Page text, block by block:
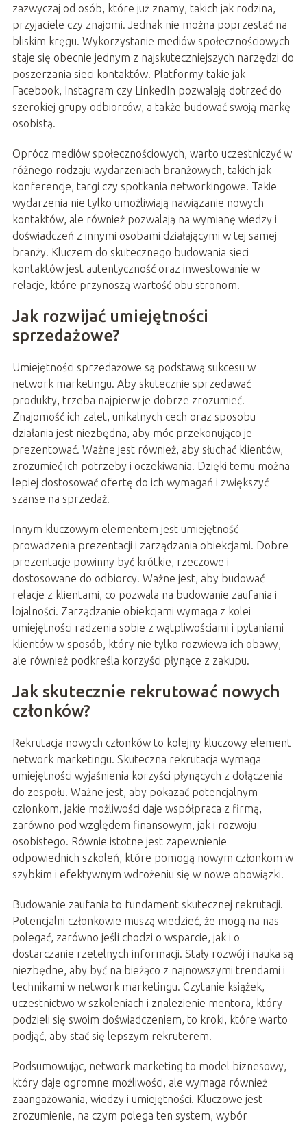
zazwyczaj od osób, które już znamy, takich jak rodzina,
przyjaciele czy znajomi. Jednak nie można poprzestać na
bliskim kręgu. Wykorzystanie mediów społecznościowych
staje się obecnie jednym z najskuteczniejszych narzędzi do
poszerzania sieci kontaktów. Platformy takie jak
Facebook, Instagram czy LinkedIn pozwalają dotrzeć do
szerokiej grupy odbiorców, a także budować swoją markę
osobistą.
Oprócz mediów społecznościowych, warto uczestniczyć w
różnego rodzaju wydarzeniach branżowych, takich jak
konferencje, targi czy spotkania networkingowe. Takie
wydarzenia nie tylko umożliwiają nawiązanie nowych
kontaktów, ale również pozwalają na wymianę wiedzy i
doświadczeń z innymi osobami działającymi w tej samej
branży. Kluczem do skutecznego budowania sieci
kontaktów jest autentyczność oraz inwestowanie w
relacje, które przynoszą wartość obu stronom.
Jak rozwijać umiejętności
sprzedażowe?
Umiejętności sprzedażowe są podstawą sukcesu w
network marketingu. Aby skutecznie sprzedawać
produkty, trzeba najpierw je dobrze zrozumieć.
Znajomość ich zalet, unikalnych cech oraz sposobu
działania jest niezbędna, aby móc przekonująco je
prezentować. Ważne jest również, aby słuchać klientów,
zrozumieć ich potrzeby i oczekiwania. Dzięki temu można
lepiej dostosować ofertę do ich wymagań i zwiększyć
szanse na sprzedaż.
Innym kluczowym elementem jest umiejętność
prowadzenia prezentacji i zarządzania obiekcjami. Dobre
prezentacje powinny być krótkie, rzeczowe i
dostosowane do odbiorcy. Ważne jest, aby budować
relacje z klientami, co pozwala na budowanie zaufania i
lojalności. Zarządzanie obiekcjami wymaga z kolei
umiejętności radzenia sobie z wątpliwościami i pytaniami
klientów w sposób, który nie tylko rozwiewa ich obawy,
ale również podkreśla korzyści płynące z zakupu.
Jak skutecznie rekrutować nowych
członków?
Rekrutacja nowych członków to kolejny kluczowy element
network marketingu. Skuteczna rekrutacja wymaga
umiejętności wyjaśnienia korzyści płynących z dołączenia
do zespołu. Ważne jest, aby pokazać potencjalnym
członkom, jakie możliwości daje współpraca z firmą,
zarówno pod względem finansowym, jak i rozwoju
osobistego. Równie istotne jest zapewnienie
odpowiednich szkoleń, które pomogą nowym członkom w
szybkim i efektywnym wdrożeniu się w nowe obowiązki.
Budowanie zaufania to fundament skutecznej rekrutacji.
Potencjalni członkowie muszą wiedzieć, że mogą na nas
polegać, zarówno jeśli chodzi o wsparcie, jak i o
dostarczanie rzetelnych informacji. Stały rozwój i nauka są
niezbędne, aby być na bieżąco z najnowszymi trendami i
technikami w network marketingu. Czytanie książek,
uczestnictwo w szkoleniach i znalezienie mentora, który
podzieli się swoim doświadczeniem, to kroki, które warto
podjąć, aby stać się lepszym rekruterem.
Podsumowując, network marketing to model biznesowy,
który daje ogromne możliwości, ale wymaga również
zaangażowania, wiedzy i umiejętności. Kluczowe jest
zrozumienie, na czym polega ten system, wybór